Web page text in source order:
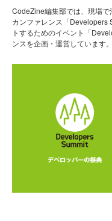
CodeZine編集部では、現場
カンファレンス「Developers
トするためのイベント「
ンスを企画・運営しています。